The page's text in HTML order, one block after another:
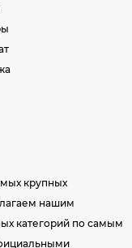
крупных
нашим
категорий по самым